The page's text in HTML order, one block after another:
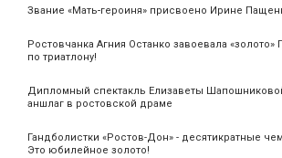
Звание «Мать‑героиня» присвоено Ирине
Ростовчанка Агния Останко завоевала
по триатлону!
Дипломный спектакль Елизаветы
аншлаг в ростовской драме
Гандболистки «Ростов-Дон» - десятикратные
Это юбилейное золото!